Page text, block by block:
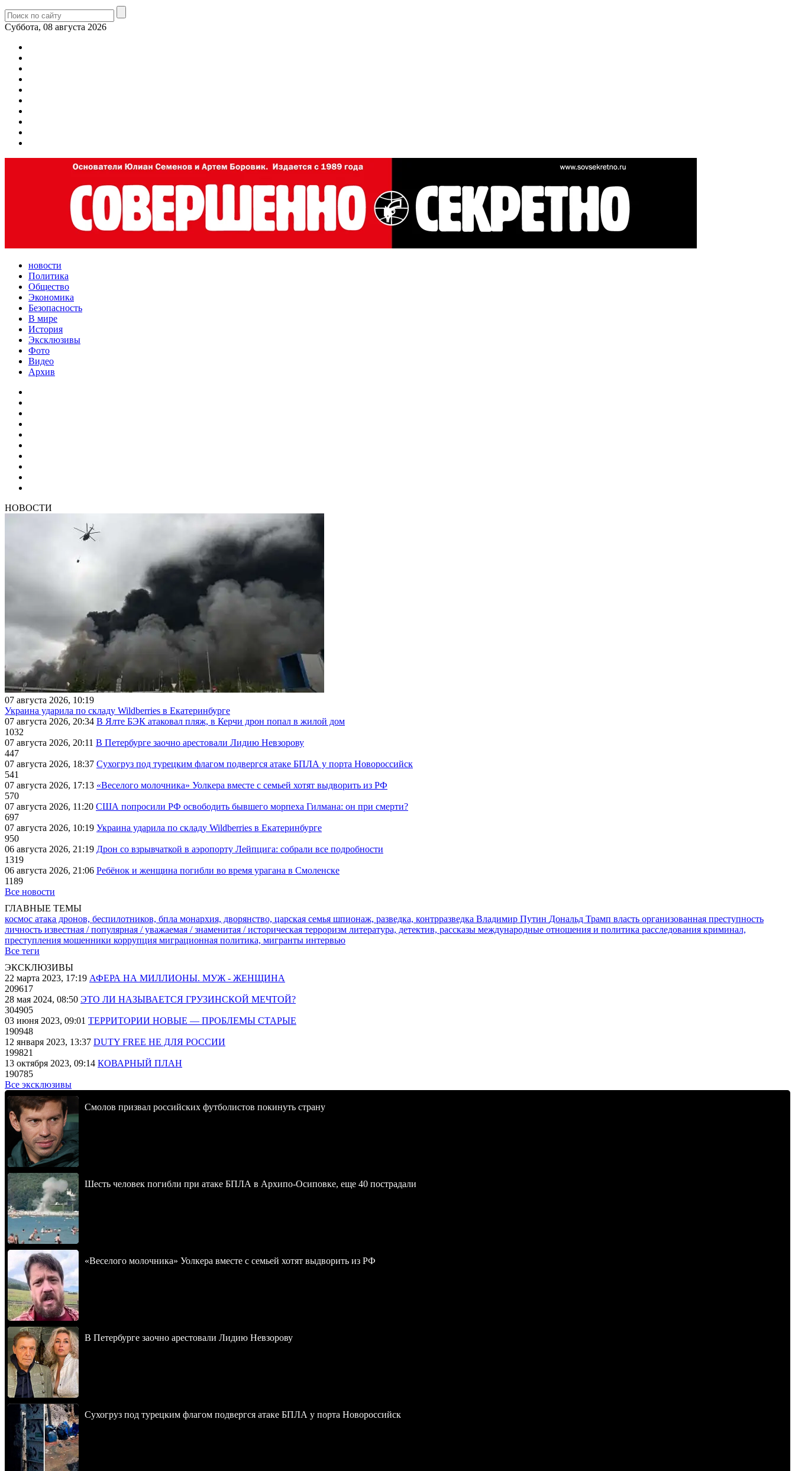
Суббота, 08 августа 2026
новости
Политика
Общество
Экономика
Безопасность
В мире
История
Эксклюзивы
Фото
Видео
Архив
НОВОСТИ
07 августа 2026, 10:19
Украина ударила по складу Wildberries в Екатеринбурге
07 августа 2026, 20:34 В Ялте БЭК атаковал пляж, в Керчи дрон попал в жилой дом
1032
07 августа 2026, 20:11 В Петербурге заочно арестовали Лидию Невзорову
447
07 августа 2026, 18:37 Сухогруз под турецким флагом подвергся атаке БПЛА у порта Новороссийск
541
07 августа 2026, 17:13 «Веселого молочника» Уолкера вместе с семьей хотят выдворить из РФ
570
07 августа 2026, 11:20 США попросили РФ освободить бывшего морпеха Гилмана: он при смерти?
697
07 августа 2026, 10:19 Украина ударила по складу Wildberries в Екатеринбурге
950
06 августа 2026, 21:19 Дрон со взрывчаткой в аэропорту Лейпцига: собрали все подробности
1319
06 августа 2026, 21:06 Ребёнок и женщина погибли во время урагана в Смоленске
1189
Все новости
ГЛАВНЫЕ ТЕМЫ
космос атака дронов, беспилотников, бпла монархия, дворянство, царская семья шпионаж, разведка, контрразведка Владимир Путин Дональд Трамп власть организованная преступность
личность известная / популярная / уважаемая / знаменитая / историческая терроризм литература, детектив, рассказы международные отношения и политика расследования криминал,
преступления мошенники коррупция миграционная политика, мигранты интервью
Все теги
ЭКСКЛЮЗИВЫ
22 марта 2023, 17:19 АФЕРА НА МИЛЛИОНЫ. МУЖ - ЖЕНЩИНА
209617
28 мая 2024, 08:50 ЭТО ЛИ НАЗЫВАЕТСЯ ГРУЗИНСКОЙ МЕЧТОЙ?
304905
03 июня 2023, 09:01 ТЕРРИТОРИИ НОВЫЕ — ПРОБЛЕМЫ СТАРЫЕ
190948
12 января 2023, 13:37 DUTY FREE НЕ ДЛЯ РОССИИ
199821
13 октября 2023, 09:14 КОВАРНЫЙ ПЛАН
190785
Все эксклюзивы
Смолов призвал российских футболистов покинуть страну
Шесть человек погибли при атаке БПЛА в Архипо-Осиповке, еще 40 пострадали
«Веселого молочника» Уолкера вместе с семьей хотят выдворить из РФ
В Петербурге заочно арестовали Лидию Невзорову
Сухогруз под турецким флагом подвергся атаке БПЛА у порта Новороссийск